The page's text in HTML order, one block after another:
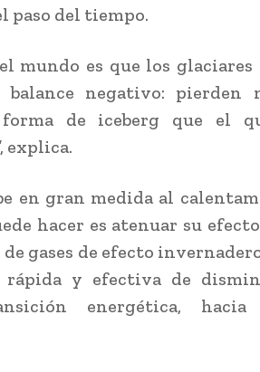
paso del tiempo.
mundo es que los glaciares
balance negativo: pierden
de iceberg que el
explica.
en gran medida al
hacer es atenuar su
gases de efecto
rápida y efectiva de
energética, hacia